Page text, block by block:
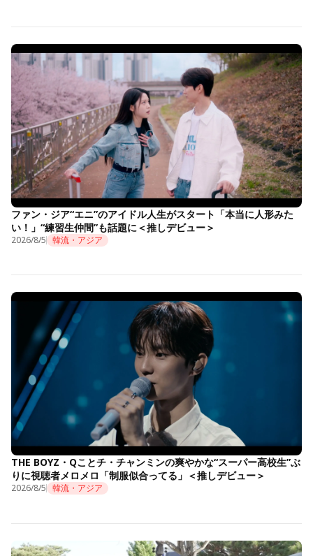
ファン・ジア“エニ”のアイドル人生がスタート「本当に人形みた
い！」“練習生仲間”も話題に＜推しデビュー＞
2026/8/5 韓流・アジア
THE BOYZ・Qことチ・チャンミンの爽やかな“スーパー高校生”ぶ
りに視聴者メロメロ「制服似合ってる」＜推しデビュー＞
2026/8/5 韓流・アジア